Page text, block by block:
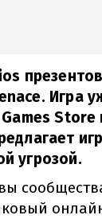
Игра
угрозой.